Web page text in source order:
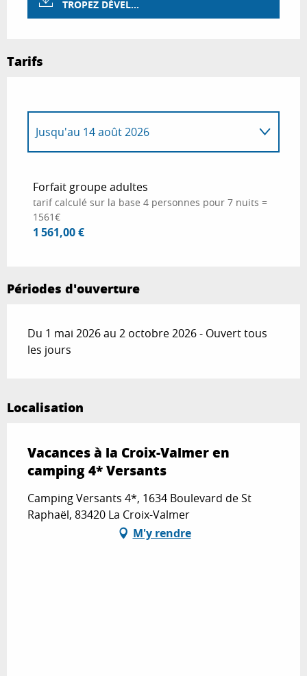
TROPEZ DÉVEL...
Tarifs
Du27 juin 2026 3 juillet 2026
Du11 juillet 2026au
Jusqu'au 14 août 2026
Du 15 août 2026au21 août 2026
Du29 août 2026
26 septembre 2026au3 octobre
2026
Forfait groupe adultes
tarif calculé sur la base 4 personnes pour 7 nuits =
1561€
1 561,00 €
Périodes d'ouverture
Du 1 mai 2026 au 2 octobre 2026 - Ouvert tous
les jours
Localisation
Vacances à la Croix-Valmer en
camping 4* Versants
Camping Versants 4*, 1634 Boulevard de St
Raphaël, 83420 La Croix-Valmer
M'y rendre